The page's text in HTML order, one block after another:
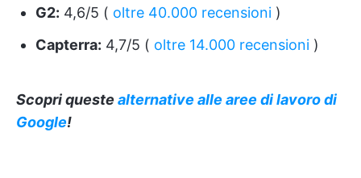
G2: 4,6/5 ( oltre 40.000 recensioni )
Capterra: 4,7/5 ( oltre 14.000 recensioni )
Scopri queste alternative alle aree di lavoro di
Google!